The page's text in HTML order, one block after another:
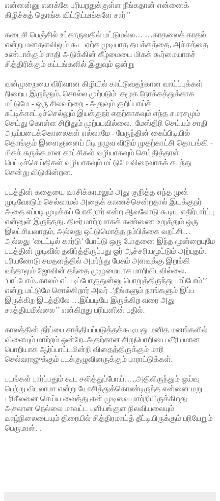
என்னன்னு எனக்கே புரியறதுக்குள்ள நீங்கதான் என்னைக்
கிழிச்சுத் தொங்க விட்டுட்டீங்களே சார்’’
கடைசி பெஞ்சில் உட்காருவதில் மட்டுமல்ல… …காதலைக் காதல்
என்று மனதளவிலும் கூட ஏற்க முடியாத தயக்கத்தை, அச்சத்தை
உண்டாக்கும் சாதி அடுக்கின் கீழ்மையை மிகக் கூர்மையாகச்
சித்திரிக்கும் கட்டங்களில் இதுவும் ஒன்று
வன்முறையை விரிவான கிழியில் காட்டுவதற்கான வாய்ப்புக்கள்
நிறைய இருந்தும், சொல்ல முற்படும் சமூக நோக்கத்துக்காக
மட்டுமே - ஒரு சிலவற்றை - அதுவும் குறிப்பாய்ச்
சுட்டிக்காட்டிச்செல்லும் இயக்குநர் எதற்காகவும் எந்த சமரசமும்
செய்து கொள்ள சிறிதும் முற்படவில்லை. மேஸ்திரி செய்யும் சாதி
அடிப்படைக்கொலைகள் எல்லாமே - பேருந்தின் கைப்பிடியில்
தொங்கும் இளைஞனைப் பிடி நழுவ விடும் முதற்காட்சி தொடங்கி -
மிகச் சுருக்கமான காட்சிகள் வழியாகவும் செய்தித்தாள்
பெட்டிச்செய்திகள் வழியாகவும் மட்டுமே விரைவாகக் கடந்து
சென்று விடுகின்றன.
படத்தின் கதையை வாசிக்காமலும் அது குறித்த எந்த முன்
முடிவோடும் செல்லாமல் அதைக் காணச்சென்றதால் இயக்குநர்
அதை எப்படி முடிக்கப் போகிறார் என்ற ஆவலோடு கூடிய எதிர்பார்ப்பு
என்னுள் இருந்தது. திடீர் மாற்றமாகக் கண்ணை உறுத்தும் ஒரு
இலட்சியவாதம், அல்லது ஒட்டுமொத்த நம்பிக்கை வறட்சி…
அல்லது ’டைட்டில் கார்டு’ போட்டு ஒரு போதனை இந்த மூன்றையுமே
படத்தின் முடிவில் தவிர்த்திருப்பது ஓர் ஆச்சரியமூட்டும் அற்புதம்.
பரியனோடு சமதளத்தில் அமர்ந்து பேசும் அளவுக்கு இறங்கி
வந்தாலும் ஜோவின் தந்தை முழுமையாக மாறிவிடவில்லை.
‘பாப்போம்..காலம் எப்படிப்போகுதுன்னு பொறுத்திருந்து பாப்போம்’’
என்று மட்டுமே சொல்கிறார் அவர் .’நீங்களும் நாங்களும் இப்ப
இருக்கிற இடத்திலே …இப்படியே இருக்கிற வரை அது
சாத்தியமில்லை’’ என்கிறது பரியனின் பதில்.
காலத்தின் தீர்ப்பை சாத்தியப்படுத்தக்கூடியது மனித மனங்களில்
விளையும் மாற்றம் ஒன்றே..அதற்கான சிறுபொறியை வீரியமான
பொறியாக ஆர்ப்பாட்டமின்றி விதைத்திருக்கும் மாரி
செல்வராஜுக்கும் படக்குழுவினருக்கும் பாராட்டுக்கள்.
படங்கள் பார்ப்பதும் கூட சலித்துப்போய்…,,அதிலிருந்தும் ஓய்வு
பெற்று விடலாமா என்று யோசித்துக்கொண்டிருந்த என்னை மறு
பரிசீலனை செய்ய வைத்து என் முடிவை மாற்றியிருக்கிறது
அசலான நெல்லை மாவட்ட புளியங்குள நிலவியலையும்
வாழ்நிலையையும் திரையில் சித்திரமாய்த் தீட்டியிருக்கும் பரியேறும்
பெருமாள். .